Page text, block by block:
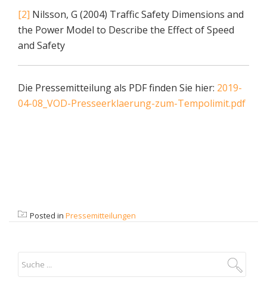
[2] Nilsson, G (2004) Traffic Safety Dimensions and
the Power Model to Describe the Effect of Speed
and Safety
Die Pressemitteilung als PDF finden Sie hier: 2019-
04-08_VOD-Presseerklaerung-zum-Tempolimit.pdf
Posted in Pressemitteilungen